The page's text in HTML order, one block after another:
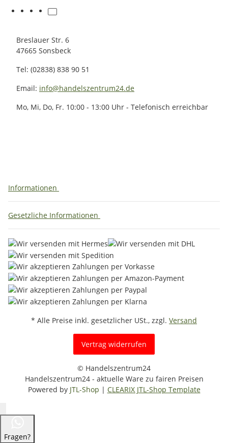
Breslauer Str. 6
47665 Sonsbeck
Tel: (02838) 838 90 51
Email: info@handelszentrum24.de
Mo, Mi, Do, Fr. 10:00 - 13:00 Uhr - Telefonisch erreichbar
Informationen
Gesetzliche Informationen
* Alle Preise inkl. gesetzlicher USt., zzgl. Versand
Vertrag widerrufen
© Handelszentrum24
Handelszentrum24 - aktuelle Ware zu fairen Preisen
Powered by JTL-Shop | CLEARIX JTL-Shop Template
Fragen?